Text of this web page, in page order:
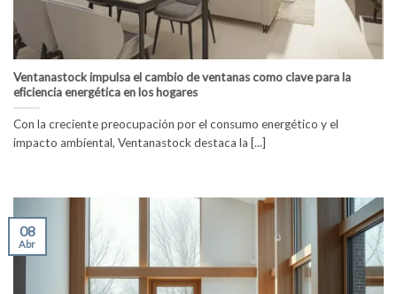
Ventanastock impulsa el cambio de ventanas como clave para la
eficiencia energética en los hogares
Con la creciente preocupación por el consumo energético y el
impacto ambiental, Ventanastock destaca la [...]
08
Abr